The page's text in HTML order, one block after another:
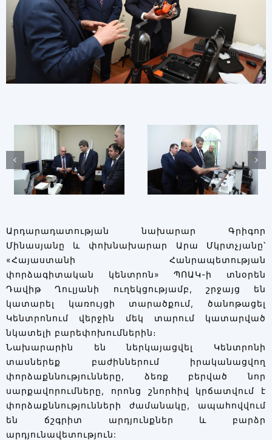
Արդարադատության նախարար Գրիգոր
Մինասյանը և փոխնախարար Արա Մկրտչյանը՝
«Հայաստանի Հանրապետության
փորձագիտական կենտրոն» ՊՈԱԿ-ի տնօրեն
Դավիթ Ղուլյանի ուղեկցությամբ, շրջայց են
կատարել կառույցի տարածքում, ծանոթացել
Կենտրոնում վերջին մեկ տարում կատարված
նկատելի բարեփոխումներին։
Նախարարին են ներկայացվել Կենտրոնի
տասներեք բաժիններում իրականացվող
փորձաքննությունները, ձեռք բերված նոր
սարքավորումները, որոնց շնորհիվ կրճատվում է
փորձաքննությունների ժամանակը, ապահովվում
են ճշգրիտ արդյունքներ և բարձր
արդյունավետություն: